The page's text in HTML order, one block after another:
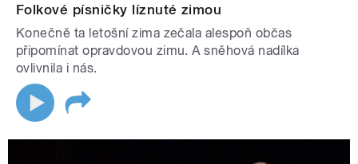
Folkové písničky líznuté zimou
Konečně ta letošní zima zečala alespoň občas
připomínat opravdovou zimu. A sněhová nadílka
ovlivnila i nás.